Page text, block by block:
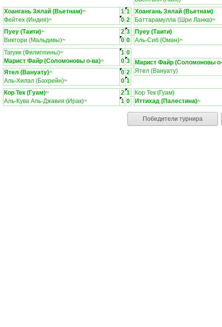
Хоангань Зялай (Вьетнам)ЛЧ 1 1
Фейтех (Индия)ЛЧ 0 2
Хоангань Зялай (Вьетнам)
Баттарамулла (Шри Ланка)ЛЧ
Пуеу (Таити)ЛЧ 2 3
Виктори (Мальдивы)ЛЧ 0 0
Пуеу (Таити)
Аль-Сиб (Оман)ЛЧ
Тагуик (Филиппины)ЛЧ 1 0
Марист Файр (Соломоновы о-ва)ЛЧ 0 3
Ятел (Вануату)ЛЧ 0 2
Аль-Хилал (Бахрейн)ЛЧ 0 1
Марист Файр (Соломоновы
Ятел (Вануату)
Кор Тек (Гуам)ЛЧ 2 1
Аль-Кува Аль-Джавия (Ирак)ЛЧ 1 0
Кор Тек (Гуам)
Иттихад (Палестина)ЛЧ
Победители турнира